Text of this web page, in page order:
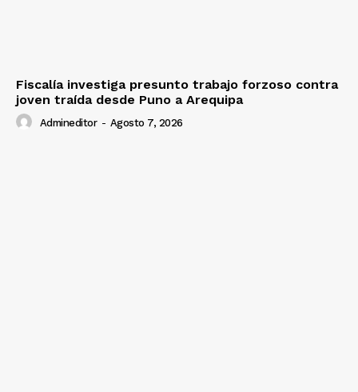
Fiscalía investiga presunto trabajo forzoso contra
joven traída desde Puno a Arequipa
Admineditor - Agosto 7, 2026